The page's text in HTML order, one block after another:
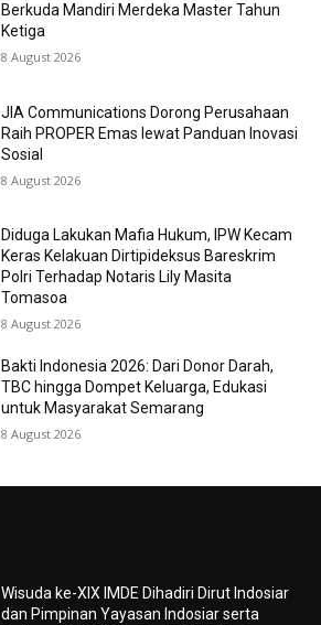
Berkuda Mandiri Merdeka Master Tahun
Ketiga
8 August 2026
JIA Communications Dorong Perusahaan
Raih PROPER Emas lewat Panduan Inovasi
Sosial
8 August 2026
Diduga Lakukan Mafia Hukum, IPW Kecam
Keras Kelakuan Dirtipideksus Bareskrim
Polri Terhadap Notaris Lily Masita
Tomasoa
8 August 2026
Bakti Indonesia 2026: Dari Donor Darah,
TBC hingga Dompet Keluarga, Edukasi
untuk Masyarakat Semarang
8 August 2026
Wisuda ke-XIX IMDE Dihadiri Dirut Indosiar
dan Pimpinan Yayasan Indosiar serta